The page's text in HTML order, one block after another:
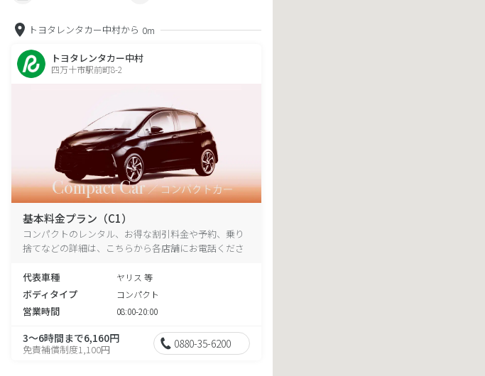
トヨタレンタカー中村から 0m
トヨタレンタカー中村
四万十市駅前町8-2
基本料金プラン（C1）
コンパクトのレンタル、お得な割引料金や予約、乗り
捨てなどの詳細は、こちらから各店舗にお電話くださ
代表車種
ヤリス 等
ボディタイプ コンパクト
営業時間 08:00-20:00
3～6時間まで6,160円
免責補償制度1,100円 0880-35-6200